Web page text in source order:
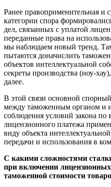
Ранее правоприменительная и
категории спора
дел, связанных с уплатой
переданные права на
мы наблюдаем новый тренд.
пытаются доначислить
объектов интеллектуальной
секреты производства (ноу-
далее.
В этой связи основной
между таможенным органом и
соблюдения условий закона
лицензионного платежа
виду объекта
передачи и использования в
С какими сложностями
при включении
таможенной стоимости